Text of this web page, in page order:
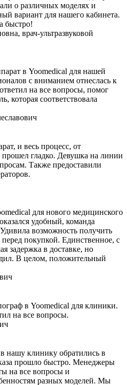
о различных моделях и
вариант для нашего кабинета.
быстро!
врач-ультразвуковой
в Yoomedical для нашей
с вниманием отнеслась к
на все вопросы, помог
которая соответствовала
и весь процесс, от
прошел гладко. Девушка на линии
Также предоставили
для нового медицинского
удобный, команда
возможность получить
покупкой. Единственное, с
задержка в доставке, но
В целом, положительный
в Yoomedical для клиники.
на все вопросы.
нашу клинику обратились в
прошло быстро. Менеджеры
на все вопросы и
разных моделей. Мы